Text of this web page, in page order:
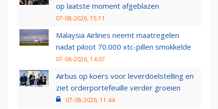
op laatste moment afgeblazen
07-08-2026, 15:11
Malaysia Airlines neemt maatregelen
nadat piloot 70.000 xtc-pillen smokkelde
07-08-2026, 14:07
Airbus op koers voor leverdoelstelling en
ziet orderportefeuille verder groeien
07-08-2026, 11:44